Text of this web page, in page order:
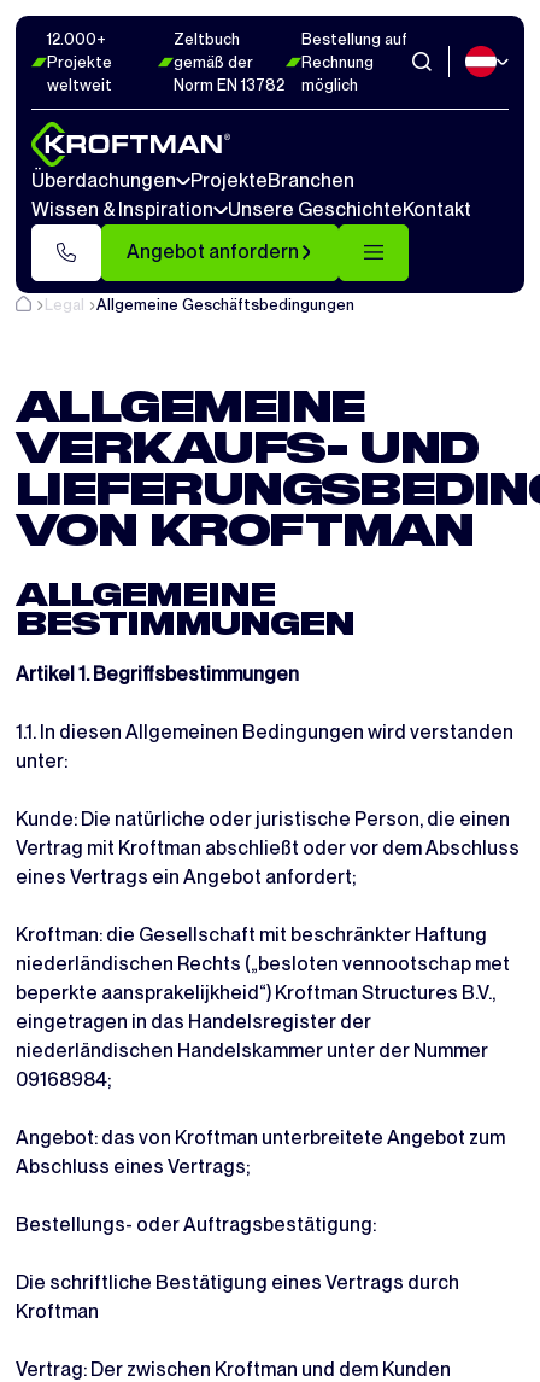
12.000+
Projekte
weltweit
Zeltbuch
gemäß der
Norm EN 13782
Bestellung auf
Rechnung
möglich
Überdachungen ProjekteBranchen
Wissen & Inspiration
Unsere GeschichteKontakt
Angebot anfordern
Legal Allgemeine Geschäftsbedingungen
ALLGEMEINE
VERKAUFS- UND
VON KROFTMAN
ALLGEMEINE
BESTIMMUNGEN
Artikel 1. Begriffsbestimmungen
1.1. In diesen Allgemeinen Bedingungen wird verstanden
unter:
Kunde: Die natürliche oder juristische Person, die einen
Vertrag mit Kroftman abschließt oder vor dem Abschluss
eines Vertrags ein Angebot anfordert;
Kroftman: die Gesellschaft mit beschränkter Haftung
niederländischen Rechts („besloten vennootschap met
beperkte aansprakelijkheid“) Kroftman Structures B.V.,
eingetragen in das Handelsregister der
niederländischen Handelskammer unter der Nummer
09168984;
Angebot: das von Kroftman unterbreitete Angebot zum
Abschluss eines Vertrags;
Bestellungs- oder Auftragsbestätigung:
Die schriftliche Bestätigung eines Vertrags durch
Kroftman
Vertrag: Der zwischen Kroftman und dem Kunden